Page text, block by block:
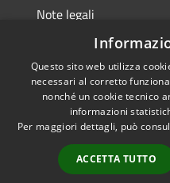
Note legali
Dichiarazione di
RSS
Accessibilità
Questo sito web utilizza
necessari al corretto
nonché un cookie tecnico
informazioni
Per maggiori dettagli, può
ACCETTA TUTTO